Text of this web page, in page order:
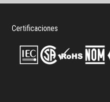
Certificaciones